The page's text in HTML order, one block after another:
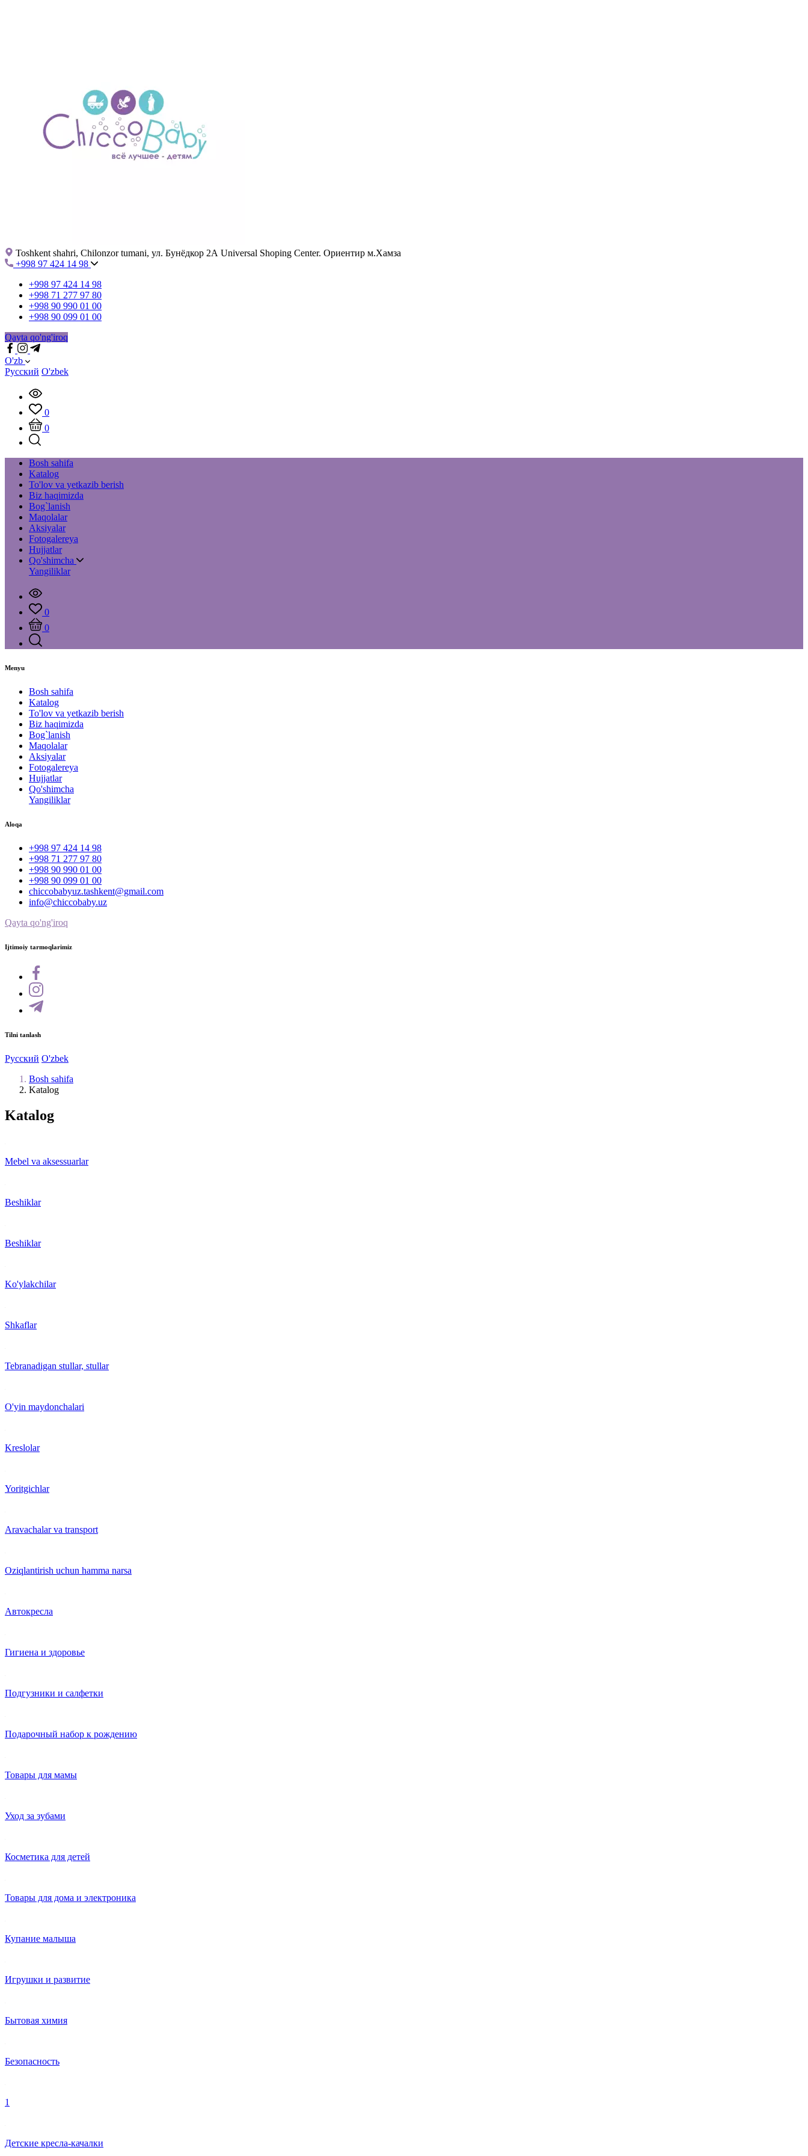
Toshkent shahri, Chilonzor tumani, ул. Бунёдкор 2А Universal Shoping Center. Ориентир м.Хамза
+998 97 424 14 98
+998 97 424 14 98
+998 71 277 97 80
+998 90 990 01 00
+998 90 099 01 00
Qayta qo'ng'iroq
O'zb
Русский O'zbek
0
0
Bosh sahifa
Katalog
To'lov va yetkazib berish
Biz haqimizda
Bog`lanish
Maqolalar
Aksiyalar
Fotogalereya
Hujjatlar
Qo'shimcha
Yangiliklar
0
0
Menyu
Bosh sahifa
Katalog
To'lov va yetkazib berish
Biz haqimizda
Bog`lanish
Maqolalar
Aksiyalar
Fotogalereya
Hujjatlar
Qo'shimcha
Yangiliklar
Aloqa
+998 97 424 14 98
+998 71 277 97 80
+998 90 990 01 00
+998 90 099 01 00
chiccobabyuz.tashkent@gmail.com
info@chiccobaby.uz
Qayta qo'ng'iroq
Ijtimoiy tarmoqlarimiz
Tilni tanlash
Русский O'zbek
Bosh sahifa
Katalog
Katalog
Mebel va aksessuarlar
Beshiklar
Beshiklar
Ko'ylakchilar
Shkaflar
Tebranadigan stullar, stullar
O'yin maydonchalari
Kreslolar
Yoritgichlar
Aravachalar va transport
Oziqlantirish uchun hamma narsa
Автокресла
Гигиена и здоровье
Подгузники и салфетки
Подарочный набор к рождению
Товары для мамы
Уход за зубами
Косметика для детей
Товары для дома и электроника
Купание малыша
Игрушки и развитие
Бытовая химия
Безопасность
1
Детские кресла-качалки